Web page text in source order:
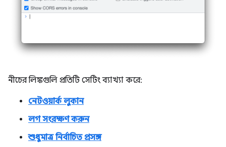
নীচের লিঙ্কগুলি প্রতিটি সেটিং ব্যাখ্যা করে:
নেটওয়ার্ক লুকান
লগ সংরক্ষণ করুন
শুধুমাত্র নির্বাচিত প্রসঙ্গ